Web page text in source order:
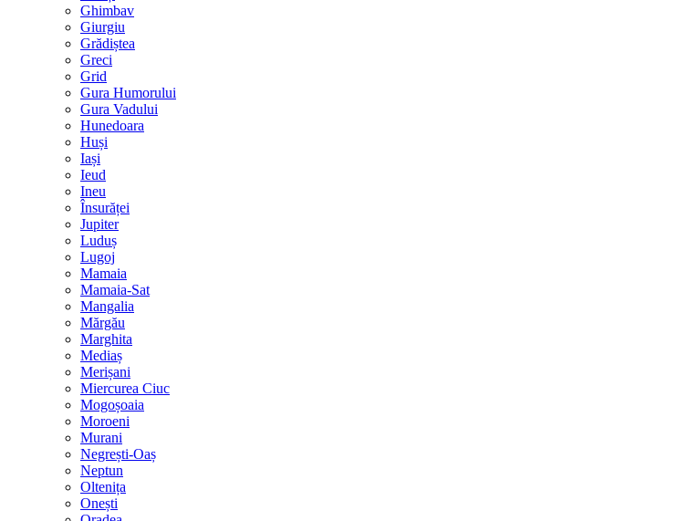
Ghimbav
Giurgiu
Grădiștea
Greci
Grid
Gura Humorului
Gura Vadului
Hunedoara
Huși
Iași
Ieud
Ineu
Însurăței
Jupiter
Luduș
Lugoj
Mamaia
Mamaia-Sat
Mangalia
Mărgău
Marghita
Mediaș
Merișani
Miercurea Ciuc
Mogoșoaia
Moroeni
Murani
Negrești-Oaș
Neptun
Oltenița
Onești